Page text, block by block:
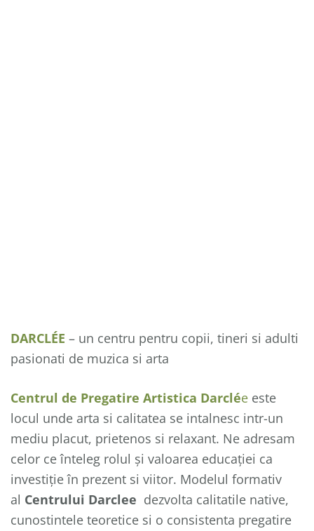
DARCLÉE – un centru pentru copii, tineri si adulti
pasionati de muzica si arta
Centrul de Pregatire Artistica Darclée este
locul unde arta si calitatea se intalnesc intr-un
mediu placut, prietenos si relaxant. Ne adresam
celor ce înteleg rolul şi valoarea educaţiei ca
investiţie în prezent si viitor. Modelul formativ
al Centrului Darclee dezvolta calitatile native,
cunostintele teoretice si o consistenta pregatire